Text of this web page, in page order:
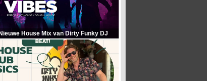
House Mix van Dirty Funky DJ